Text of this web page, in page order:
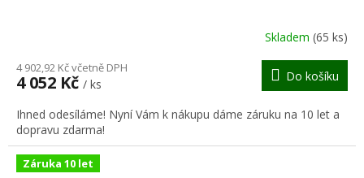
R
M
A
Skladem (65 ks)
4 902,92 Kč včetně DPH
4 052 Kč / ks
Do košíku
Ihned odesíláme! Nyní Vám k nákupu dáme záruku na 10 let a
dopravu zdarma!
Záruka 10 let